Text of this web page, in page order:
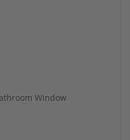
Window